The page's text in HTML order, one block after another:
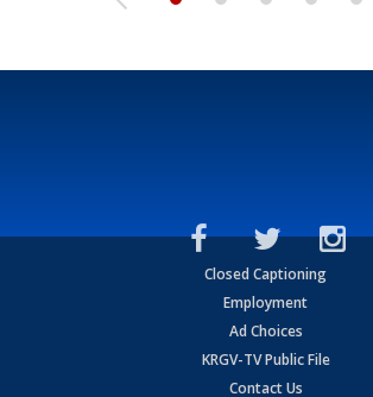
Closed Captioning
Employment
Ad Choices
KRGV-TV Public File
Contact Us